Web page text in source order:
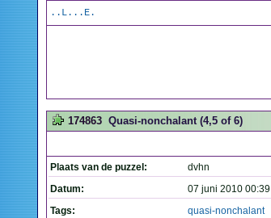
..L...E.
174863 Quasi-nonchalant (4,5 of 6)
Plaats van de puzzel:
dvhn
Datum:
07 juni 2010 00:39
Tags:
quasi-nonchalant